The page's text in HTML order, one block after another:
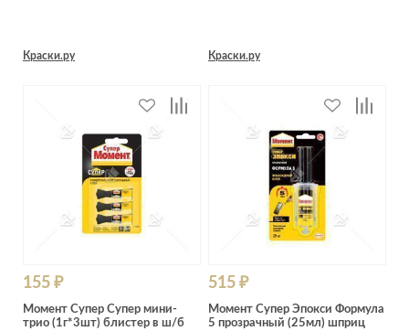
Краски.ру Краски.ру
155 ₽
Момент Супер Супер мини-
трио (1г*3шт) блистер в ш/б
515 ₽
Момент Супер Эпокси Формула
5 прозрачный (25мл) шприц